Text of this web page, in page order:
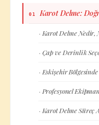
01 Karot Delme:
· Karot Delme Nedir,
· Çap ve Derinlik
· Eskişehir
· Profesyonel
· Karot Delme Süreç